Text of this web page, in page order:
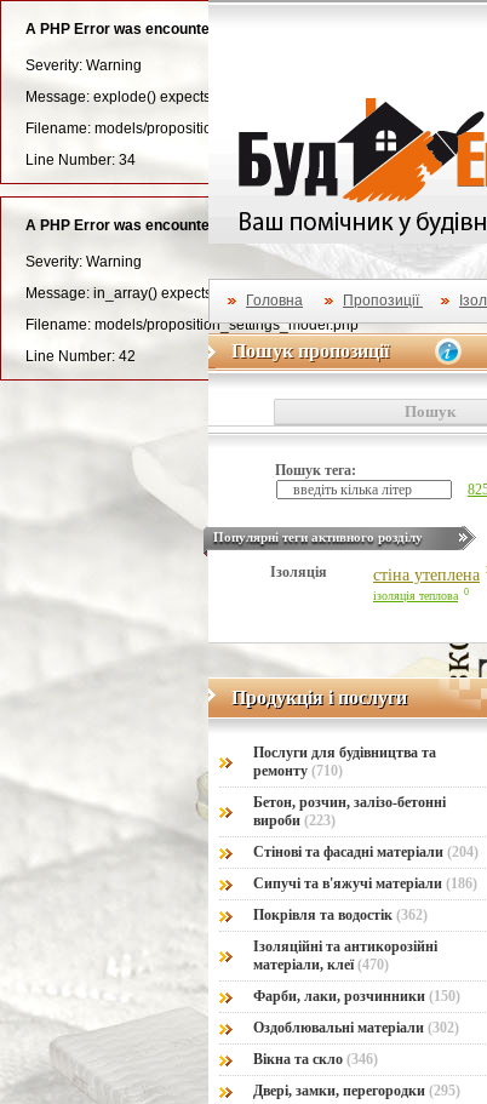
A PHP Error was encountered
Severity: Warning
Message: explode() expects parameter 3 to be long, string given
Filename: models/proposition_settings_model.php
Line Number: 34
A PHP Error was encountered
Severity: Warning
Message: in_array() expects parameter 2 to be array, null given
Filename: models/proposition_settings_model.php
Line Number: 42
Головна Пропозиції
Пошук пропозиції
Пошук пропозиції
Пошук
Пошук тега:
Популярні теги активного розділу
Ізоляція стіна утеплена
ізоляція теплова 0
Продукція і послуги
Продукція і послуги
Послуги для будівництва та
ремонту (710)
Бетон, розчин, залізо-бетонні
вироби (223)
Стінові та фасадні матеріали (204)
Сипучі та в'яжучі матеріали (186)
Покрівля та водостік (362)
Ізоляційні та антикорозійні
матеріали, клеї(470)
Фарби, лаки, розчинники (150)
Оздоблювальні матеріали (302)
Вікна та скло (346)
Двері, замки, перегородки (295)